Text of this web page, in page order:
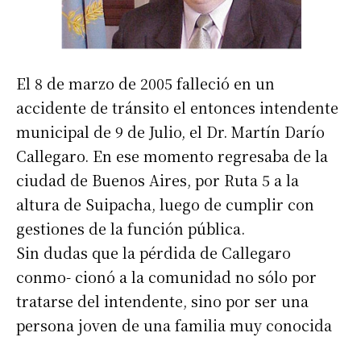
El 8 de marzo de 2005 falleció en un
accidente de tránsito el entonces intendente
municipal de 9 de Julio, el Dr. Martín Darío
Callegaro. En ese momento regresaba de la
ciudad de Buenos Aires, por Ruta 5 a la
altura de Suipacha, luego de cumplir con
gestiones de la función pública.
Sin dudas que la pérdida de Callegaro
conmo- cionó a la comunidad no sólo por
tratarse del intendente, sino por ser una
persona joven de una familia muy conocida